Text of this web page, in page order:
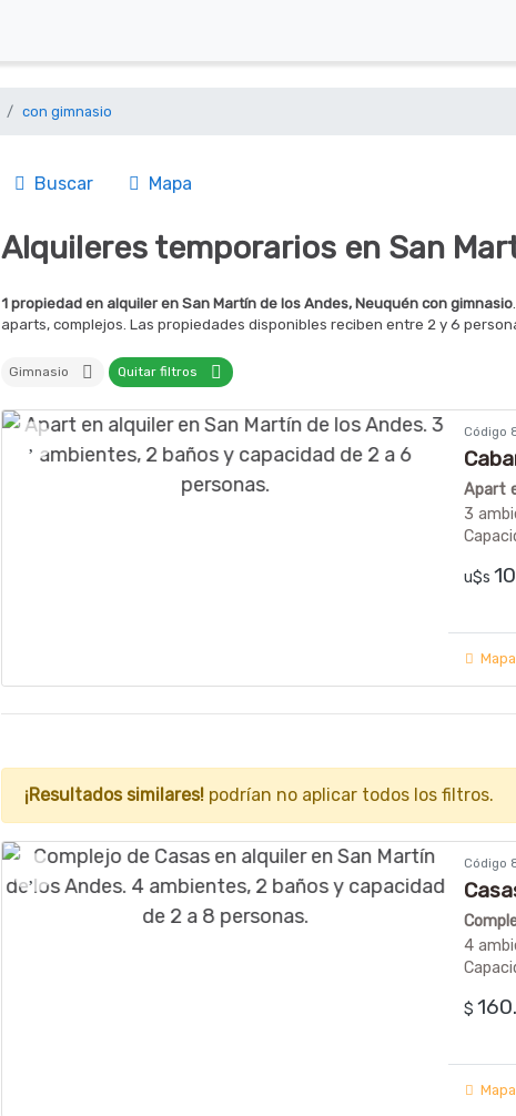
con gimnasio
Buscar Mapa
Alquileres temporarios en San
1 propiedad en alquiler en San Martín de los Andes, Neuquén con gimnasio
aparts, complejos. Las propiedades disponibles reciben entre 2 y 6
Gimnasio Quitar filtros
Código
Apart
3
u$s
Mapa
¡Resultados similares! podrían no aplicar todos los filtros.
Código
4
$
Mapa